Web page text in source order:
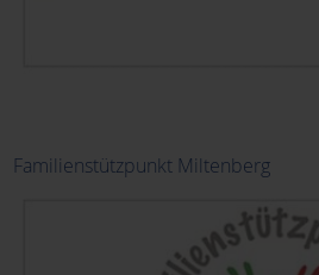
Familienstützpunkt Miltenberg